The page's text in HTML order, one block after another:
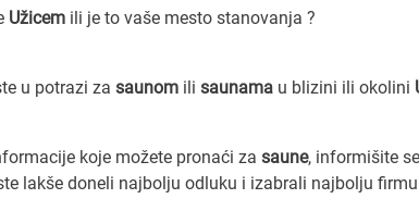
Užicem ili je to vaše mesto stanovanja ?
u potrazi za saunom ili saunama u blizini ili okolini
koje možete pronaći za saune, informišite
lakše doneli najbolju odluku i izabrali najbolju